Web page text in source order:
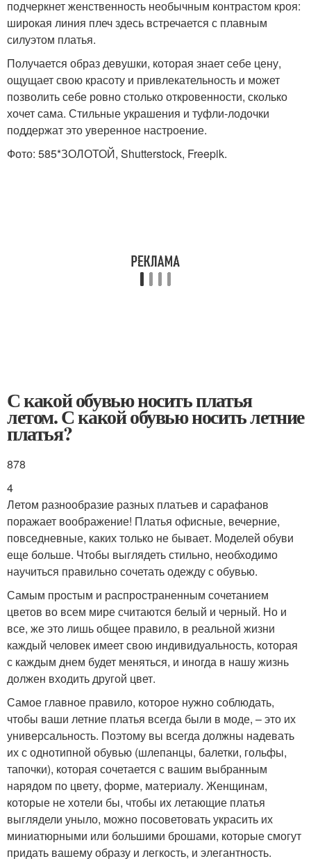
подчеркнет женственность необычным контрастом кроя:
широкая линия плеч здесь встречается с плавным
силуэтом платья.
Получается образ девушки, которая знает себе цену,
ощущает свою красоту и привлекательность и может
позволить себе ровно столько откровенности, сколько
хочет сама. Стильные украшения и туфли-лодочки
поддержат это уверенное настроение.
Фото: 585*ЗОЛОТОЙ, Shutterstock, Freepik.
С какой обувью носить платья
летом. С какой обувью носить летние
платья?
878
4
Летом разнообразие разных платьев и сарафанов
поражает воображение! Платья офисные, вечерние,
повседневные, каких только не бывает. Моделей обуви
еще больше. Чтобы выглядеть стильно, необходимо
научиться правильно сочетать одежду с обувью.
Самым простым и распространенным сочетанием
цветов во всем мире считаются белый и черный. Но и
все, же это лишь общее правило, в реальной жизни
каждый человек имеет свою индивидуальность, которая
с каждым днем будет меняться, и иногда в нашу жизнь
должен входить другой цвет.
Самое главное правило, которое нужно соблюдать,
чтобы ваши летние платья всегда были в моде, – это их
универсальность. Поэтому вы всегда должны надевать
их с однотипной обувью (шлепанцы, балетки, гольфы,
тапочки), которая сочетается с вашим выбранным
нарядом по цвету, форме, материалу. Женщинам,
которые не хотели бы, чтобы их летающие платья
выглядели уныло, можно посоветовать украсить их
миниатюрными или большими брошами, которые смогут
придать вашему образу и легкость, и элегантность.